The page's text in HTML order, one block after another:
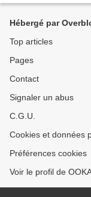
Hébergé par
Top articles
Pages
Contact
Signaler un abus
C.G.U.
Cookies et données
Préférences cookies
Voir le profil de